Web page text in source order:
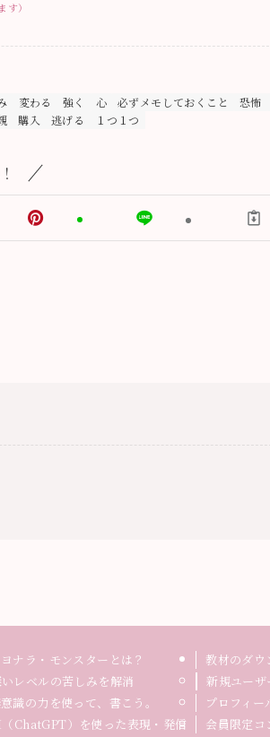
す）
変わる 強く 心 必ずメモしておくこと 恐怖
購入 逃げる １つ１つ
ナラ・モンスターとは？
いレベルの苦しみを解消
識の力を使って、書こう。
ChatGPT）を使った表現・発信
教材のダウ
新規ユーザ
プロフィー
会員限定コ